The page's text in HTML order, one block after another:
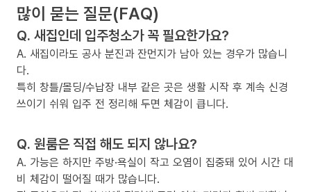
많이 묻는 질문(FAQ)
Q. 새집인데 입주청소가 꼭 필요한가요?
A. 새집이라도 공사 분진과 잔먼지가 남아 있는 경우가 많습니
다.
특히 창틀/몰딩/수납장 내부 같은 곳은 생활 시작 후 계속 신경
쓰이기 쉬워 입주 전 정리해 두면 체감이 큽니다.
Q. 원룸은 직접 해도 되지 않나요?
A. 가능은 하지만 주방·욕실이 작고 오염이 집중돼 있어 시간 대
비 체감이 떨어질 때가 많습니다.